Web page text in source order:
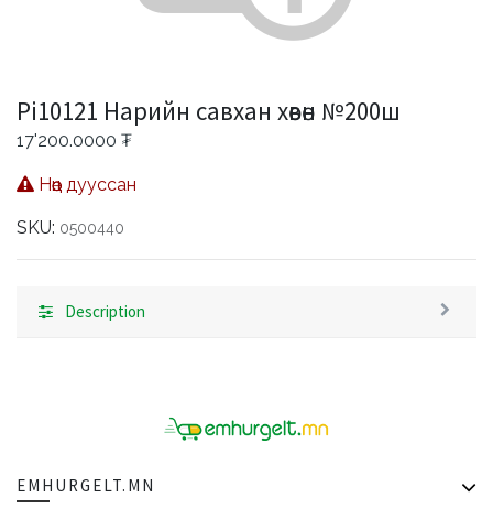
Pi10121 Нарийн савхан хөвөн №200ш
17'200.0000 ₮
Нөөц дууссан
SKU: 0500440
Description
EMHURGELT.MN